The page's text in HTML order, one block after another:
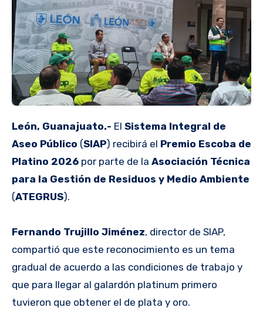
León, Guanajuato.- El Sistema Integral de
Aseo Público (SIAP) recibirá el Premio Escoba de
Platino 2026 por parte de la Asociación Técnica
para la Gestión de Residuos y Medio Ambiente
(ATEGRUS).
Fernando Trujillo Jiménez, director de SIAP,
compartió que este reconocimiento es un tema
gradual de acuerdo a las condiciones de trabajo y
que para llegar al galardón platinum primero
tuvieron que obtener el de plata y oro.